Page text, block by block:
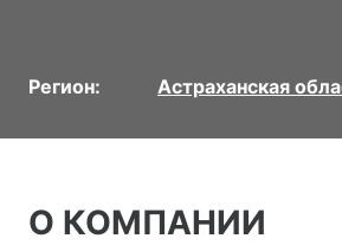
Регион: Астраханская
О КОМПАНИИ